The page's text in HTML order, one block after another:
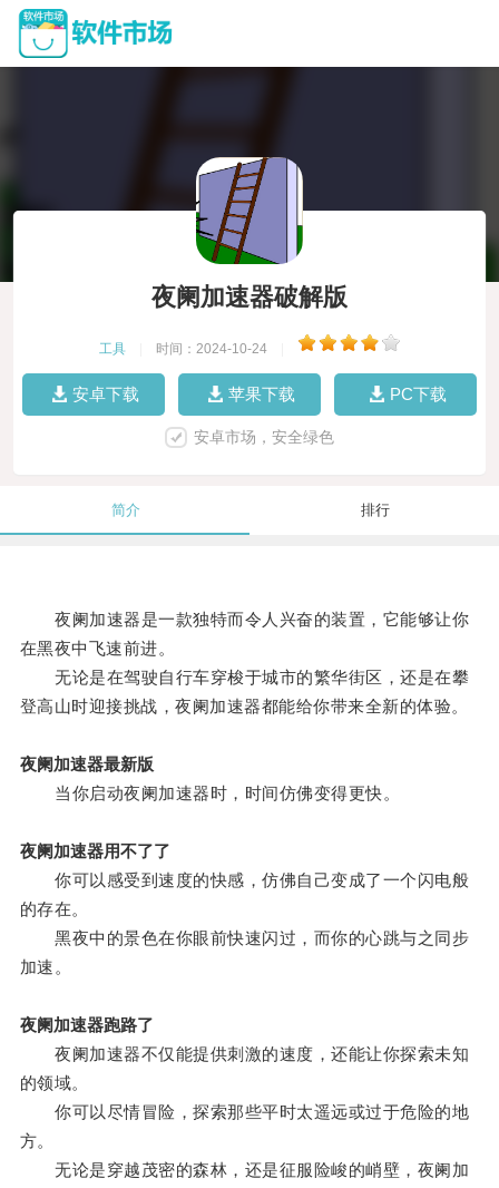
夜阑加速器破解版
工具 时间：2024-10-24
安卓下载 苹果下载 PC下载
安卓市场，安全绿色
简介 排行
夜阑加速器是一款独特而令人兴奋的装置，它能够让你
在黑夜中飞速前进。
无论是在驾驶自行车穿梭于城市的繁华街区，还是在攀
登高山时迎接挑战，夜阑加速器都能给你带来全新的体验。
夜阑加速器最新版
当你启动夜阑加速器时，时间仿佛变得更快。
夜阑加速器用不了了
你可以感受到速度的快感，仿佛自己变成了一个闪电般
的存在。
黑夜中的景色在你眼前快速闪过，而你的心跳与之同步
加速。
夜阑加速器跑路了
夜阑加速器不仅能提供刺激的速度，还能让你探索未知
的领域。
你可以尽情冒险，探索那些平时太遥远或过于危险的地
方。
无论是穿越茂密的森林，还是征服险峻的峭壁，夜阑加